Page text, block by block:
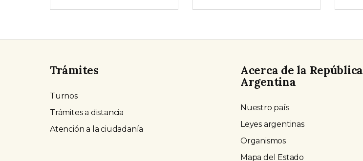
Trámites
Turnos
Trámites a distancia
Atención a la ciudadanía
Acerca de la República
Argentina
Nuestro país
Leyes argentinas
Organismos
Mapa del Estado